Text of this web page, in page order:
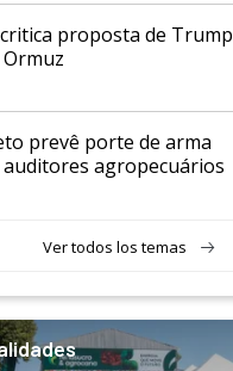
proposta de Trump
prevê porte de arma
agropecuários
Ver todos los temas